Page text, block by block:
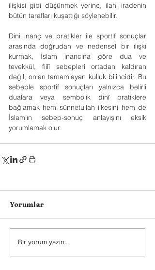
ilişkisi gibi düşünmek yerine, ilahi iradenin
bütün tarafları kuşattığı söylenebilir.
Dini inanç ve pratikler ile sportif sonuçlar
arasında doğrudan ve nedensel bir ilişki
kurmak, İslam inancına göre dua ve
tevekkül, fiilî sebepleri ortadan kaldıran
değil; onları tamamlayan kulluk bilincidir. Bu
sebeple sportif sonuçları yalnızca belirli
dualara veya sembolik dinî pratiklere
bağlamak hem sünnetullah ilkesini hem de
İslam’ın sebep-sonuç anlayışını eksik
yorumlamak olur.
Yorumlar
Bir yorum yazın...